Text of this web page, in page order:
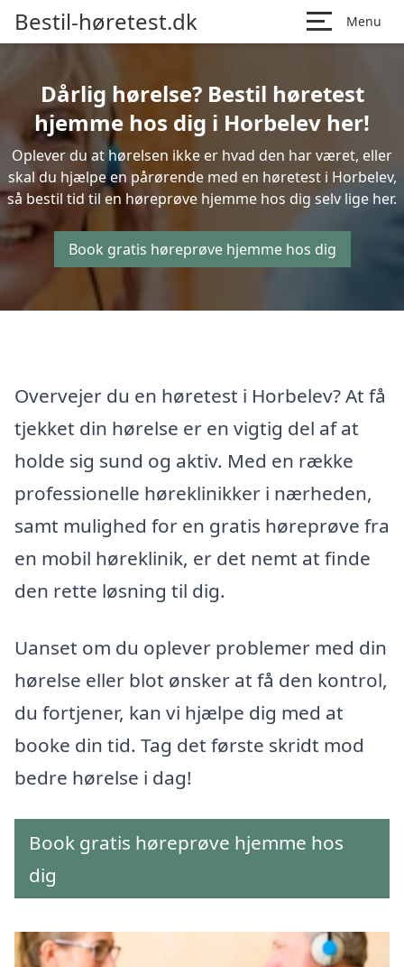
Bestil-høretest.dk Menu
Dårlig hørelse? Bestil høretest
hjemme hos dig i Horbelev her!
Oplever du at hørelsen ikke er hvad den har været, eller
skal du hjælpe en pårørende med en høretest i Horbelev,
så bestil tid til en høreprøve hjemme hos dig selv lige her.
Book gratis høreprøve hjemme hos dig
Overvejer du en høretest i Horbelev? At få
tjekket din hørelse er en vigtig del af at
holde sig sund og aktiv. Med en række
professionelle høreklinikker i nærheden,
samt mulighed for en gratis høreprøve fra
en mobil høreklinik, er det nemt at finde
den rette løsning til dig.
Uanset om du oplever problemer med din
hørelse eller blot ønsker at få den kontrol,
du fortjener, kan vi hjælpe dig med at
booke din tid. Tag det første skridt mod
bedre hørelse i dag!
Book gratis høreprøve hjemme hos
dig